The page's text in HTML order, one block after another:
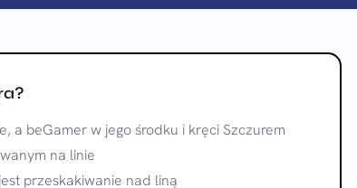
a beGamer w jego środku i kręci Szczurem
na linie
przeskakiwanie nad liną